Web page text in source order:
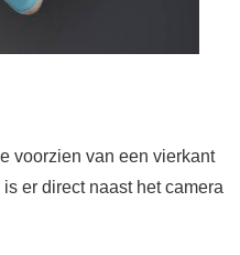
voorzien van een vierkant
er direct naast het camera